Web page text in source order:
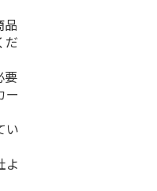
品
だ
要
ー
い
よ